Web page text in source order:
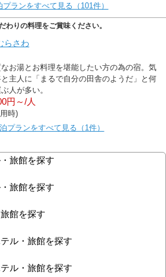
ランをすべて見る（101件）
わりの料理をご賞味ください。
らさわ
お湯とお料理を堪能したい方の為の宿。気
主人に「まるで自分の田舎のようだ」と何
人が多い。
円～/人
時)
プランをすべて見る（1件）
旅館を探す
旅館を探す
館を探す
ル・旅館を探す
ル・旅館を探す